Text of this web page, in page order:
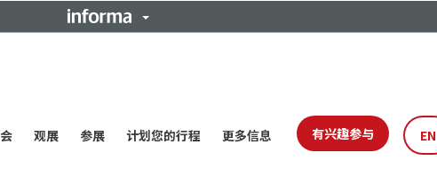
观展 参展 计划您的行程 更多信息 有兴趣参与 EN